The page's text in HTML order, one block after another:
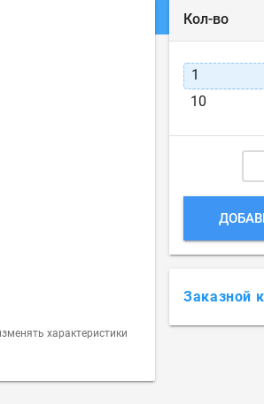
характеристики
Кол-во
1
10
Заказной